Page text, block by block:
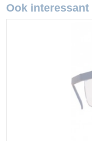
Ook interessant